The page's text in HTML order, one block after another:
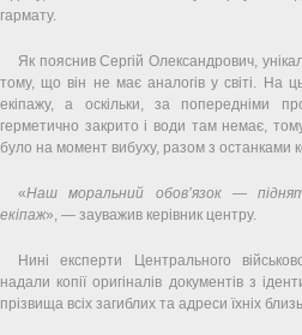
гармату.
Як пояснив Сергій Олександрович,
тому, що він не має аналогів у світі. На
екіпажу, а оскільки, за попередніми
герметично закрито і води там немає,
було на момент вибуху, разом з останками
«Наш моральний обов’язок —
екіпаж», — зауважив керівник центру.
Нині експерти Центрального
надали копії оригіналів документів з
прізвища всіх загиблих та адреси їхніх